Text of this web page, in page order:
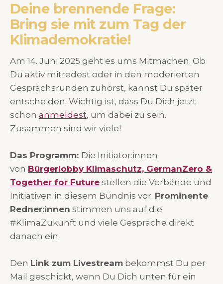
Deine brennende Frage:
Bring sie mit zum Tag der
Klimademokratie!
Am 14. Juni 2025 geht es ums Mitmachen. Ob
Du aktiv mitredest oder in den moderierten
Gesprächsrunden zuhörst, kannst Du später
entscheiden. Wichtig ist, dass Du Dich jetzt
schon anmeldest, um dabei zu sein.
Zusammen sind wir viele!
Das Programm: Die Initiator:innen
von Bürgerlobby Klimaschutz, GermanZero &
Together for Future stellen die Verbände und
Initiativen in diesem Bündnis vor. Prominente
Redner:innen stimmen uns auf die
#KlimaZukunft und viele Gespräche direkt
danach ein.
Den Link zum Livestream bekommst Du per
Mail geschickt, wenn Du Dich unten für ein